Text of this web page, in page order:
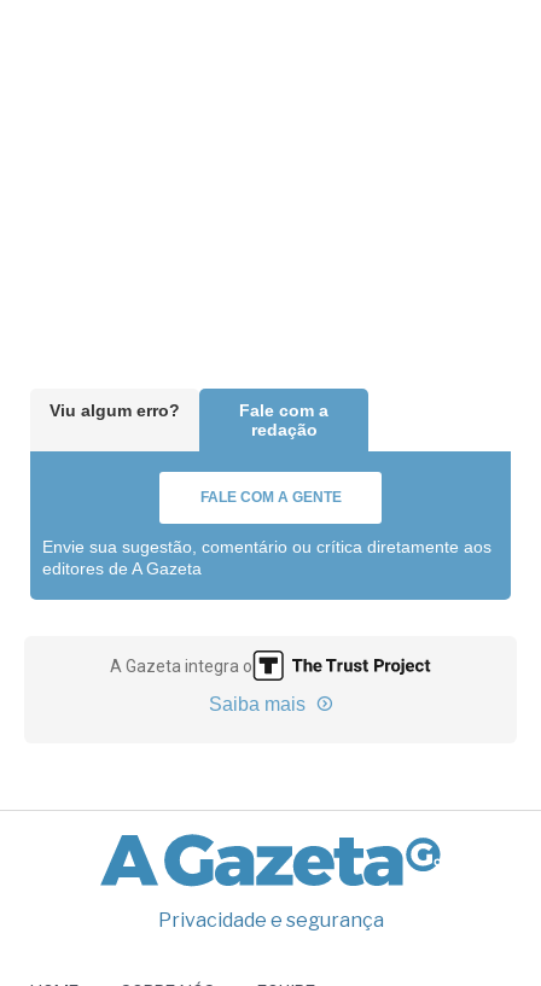
Viu algum erro?
Fale com a
redação
FALE COM A GENTE
Envie sua sugestão, comentário ou crítica diretamente aos
editores de A Gazeta
A Gazeta integra o
Saiba mais
Privacidade e segurança